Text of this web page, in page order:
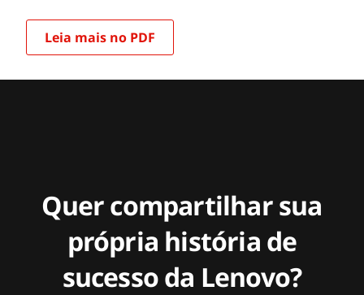
Leia mais no PDF
Quer compartilhar sua
própria história de
sucesso da Lenovo?